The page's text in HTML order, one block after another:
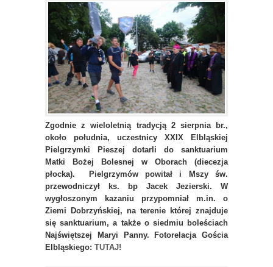
Zgodnie z wieloletnią tradycją 2 sierpnia br.,
około południa, uczestnicy XXIX Elbląskiej
Pielgrzymki Pieszej dotarli do sanktuarium
Matki Bożej Bolesnej w Oborach (diecezja
płocka). Pielgrzymów powitał i Mszy św.
przewodniczył ks. bp Jacek Jezierski. W
wygłoszonym kazaniu przypomniał m.in. o
Ziemi Dobrzyńskiej, na terenie której znajduje
się sanktuarium, a także o siedmiu boleściach
Najświętszej Maryi Panny. Fotorelacja Gościa
Elbląskiego: TUTAJ!